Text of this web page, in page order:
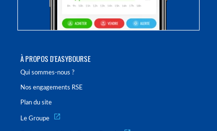
À PROPOS D'EASYBOURSE
Qui sommes-nous ?
Nos engagements RSE
Plan du site
Le Groupe